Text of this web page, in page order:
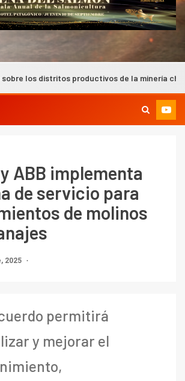
productivos de la minería chilena
ABB implementa
de servicio para
de molinos
2025
permitirá
y mejorar el